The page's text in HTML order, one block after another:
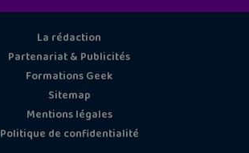
La rédaction
Partenariat & Publicités
Formations Geek
Sitemap
Mentions légales
Politique de confidentialité